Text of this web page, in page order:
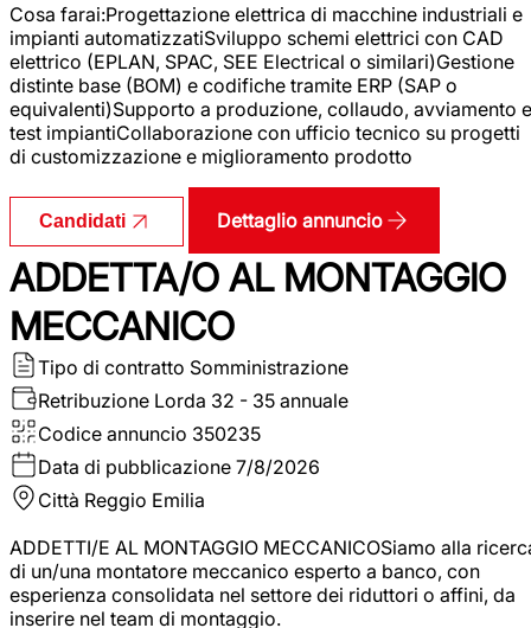
Cosa farai:Progettazione elettrica di macchine industriali e
impianti automatizzatiSviluppo schemi elettrici con CAD
elettrico (EPLAN, SPAC, SEE Electrical o similari)Gestione
distinte base (BOM) e codifiche tramite ERP (SAP o
equivalenti)Supporto a produzione, collaudo, avviamento e
test impiantiCollaborazione con ufficio tecnico su progetti
di customizzazione e miglioramento prodotto
Candidati Dettaglio annuncio
ADDETTA/O AL MONTAGGIO
MECCANICO
Tipo di contratto Somministrazione
Retribuzione Lorda 32 - 35 annuale
Codice annuncio 350235
Data di pubblicazione 7/8/2026
Città Reggio Emilia
ADDETTI/E AL MONTAGGIO MECCANICOSiamo alla
di un/una montatore meccanico esperto a banco, con
esperienza consolidata nel settore dei riduttori o affini, da
inserire nel team di montaggio.